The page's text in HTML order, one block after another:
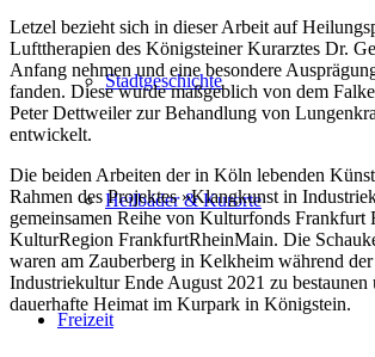
Stadtgeschichte
Heilbäder & Kurorte
Freizeit
Letzel bezieht sich in dieser Arbeit auf
Lufttherapien des Königsteiner Kurarztes Dr.
Anfang nehmen und eine besondere
fanden. Diese wurde maßgeblich von dem
Peter Dettweiler zur Behandlung von
entwickelt.
Die beiden Arbeiten der in Köln lebenden
Rahmen des Projektes »Klangkunst in
gemeinsamen Reihe von Kulturfonds Frankfurt
KulturRegion FrankfurtRheinMain. Die
waren am Zauberberg in Kelkheim während der
Industriekultur Ende August 2021 zu
dauerhafte Heimat im Kurpark in Königstein.